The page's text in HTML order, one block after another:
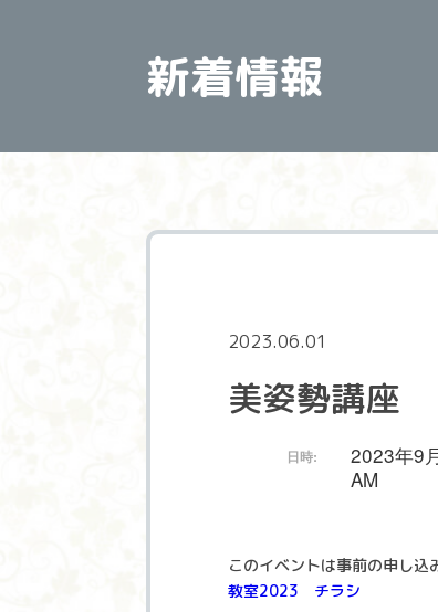
新着情報
2023.06.01
美姿勢講座
日時:
2023年9
AM
このイベントは事前の申し込
教室2023 チラシ